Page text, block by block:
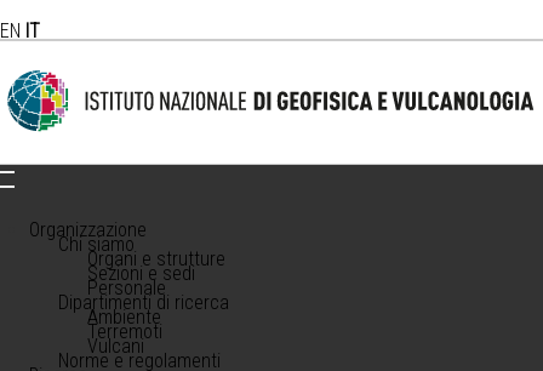
EN IT
Organizzazione
Chi siamo
Organi e strutture
Sezioni e sedi
Personale
Dipartimenti di ricerca
Ambiente
Terremoti
Vulcani
Norme e regolamenti